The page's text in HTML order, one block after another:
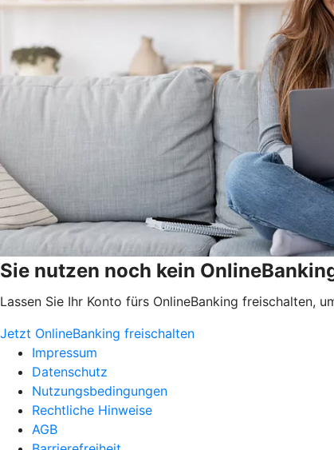
Sie nutzen noch kein
Lassen Sie Ihr Konto fürs OnlineBanking freischalten,
Jetzt OnlineBanking freischalten
Impressum
Datenschutz
Nutzungsbedingungen
Rechtliche Hinweise
AGB